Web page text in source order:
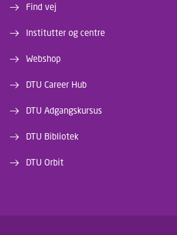
Find vej
Institutter og centre
Webshop
DTU Career Hub
DTU Adgangskursus
DTU Bibliotek
DTU Orbit